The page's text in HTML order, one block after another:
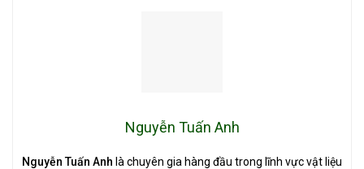
Nguyễn Tuấn Anh
Nguyễn Tuấn Anh là chuyên gia hàng đầu trong lĩnh vực vật liệu